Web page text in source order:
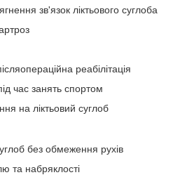
зв'язок ліктьового суглоба
реабілітація
час занять спортом
на ліктьовий суглоб
без обмеження рухів
та набряклості